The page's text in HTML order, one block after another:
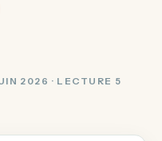
2026 · LECTURE 5